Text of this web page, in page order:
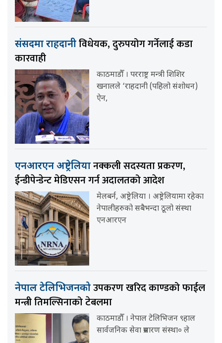
संसदमा राहदानीविधेयक, दुरुपयोग गर्नेलाई कडा
कारवाही
काठमाडौँ । परराष्ट्र मन्त्री शिशिर
खनालले ‘राहदानी (पहिलो संशोधन)
ऐन,
एनआरएन अष्ट्रेलियानक्कली सदस्यता प्रकरण,
ईन्डीपेन्डेन्ट मेडिएसन गर्न अदालतको आदेश
मेलबर्न, अष्ट्रेलिया । अष्ट्रेलियामा रहेका
नेपालीहरुको सबैभन्दा ठूलो संस्था
एनआरएन
नेपाल टेलिभिजनकोउपकरण खरिद काण्डको फाईल
मन्त्री तिमल्सिनाको टेबलमा
काठमाडौँ । नेपाल टेलिभिजन ९हाल
सार्वजनिक सेवा प्रसारण संस्था० ले